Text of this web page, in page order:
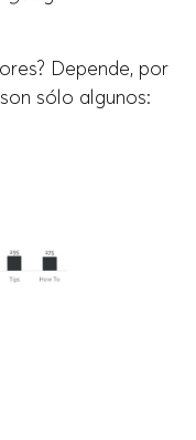
Depende, por
sólo algunos: